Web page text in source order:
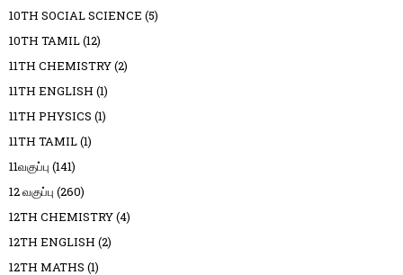
10TH SOCIAL SCIENCE (5)
10TH TAMIL(12)
11TH CHEMISTRY(2)
11TH ENGLISH (1)
11TH PHYSICS (1)
11TH TAMIL(1)
11வகுப்பு (141)
12 வகுப்பு (260)
12TH CHEMISTRY(4)
12TH ENGLISH (2)
12TH MATHS (1)